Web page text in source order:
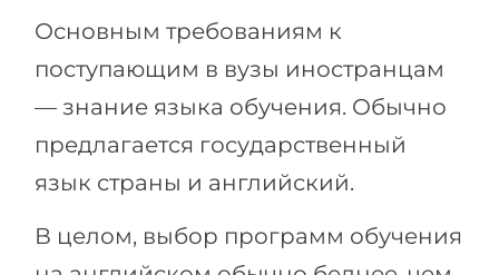
Основным требованиям к
поступающим в вузы иностранцам
— знание языка обучения. Обычно
предлагается государственный
язык страны и английский.
В целом, выбор программ обучения